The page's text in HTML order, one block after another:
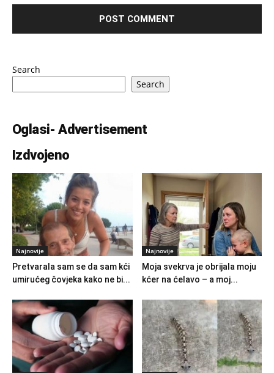
Search
Search
Oglasi- Advertisement
Izdvojeno
Najnovije
Pretvarala sam se da sam kći
umirućeg čovjeka kako ne bi...
Najnovije
Moja svekrva je obrijala moju
kćer na ćelavo – a moj...